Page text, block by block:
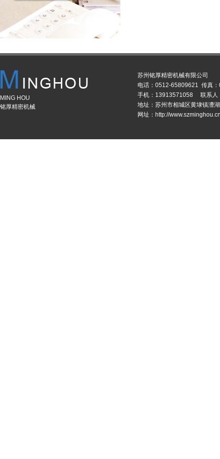
MING HOU
铭厚精密机械
苏州铭厚精密机械有限公司
电话：0512-65809621 传真
手机：13913571058 联系人
地址：苏州市相城区黄埭镇漕
网址：http://